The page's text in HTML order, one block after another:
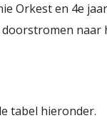
Orkest en 4e
naar
tabel hieronder.